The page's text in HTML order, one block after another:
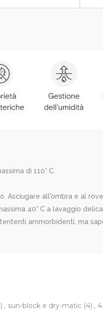
di 110° C.
Asciugare all'ombra e al
40° C a lavaggio
ammorbidenti, ma
, sun-block e dry-matic (4) ,